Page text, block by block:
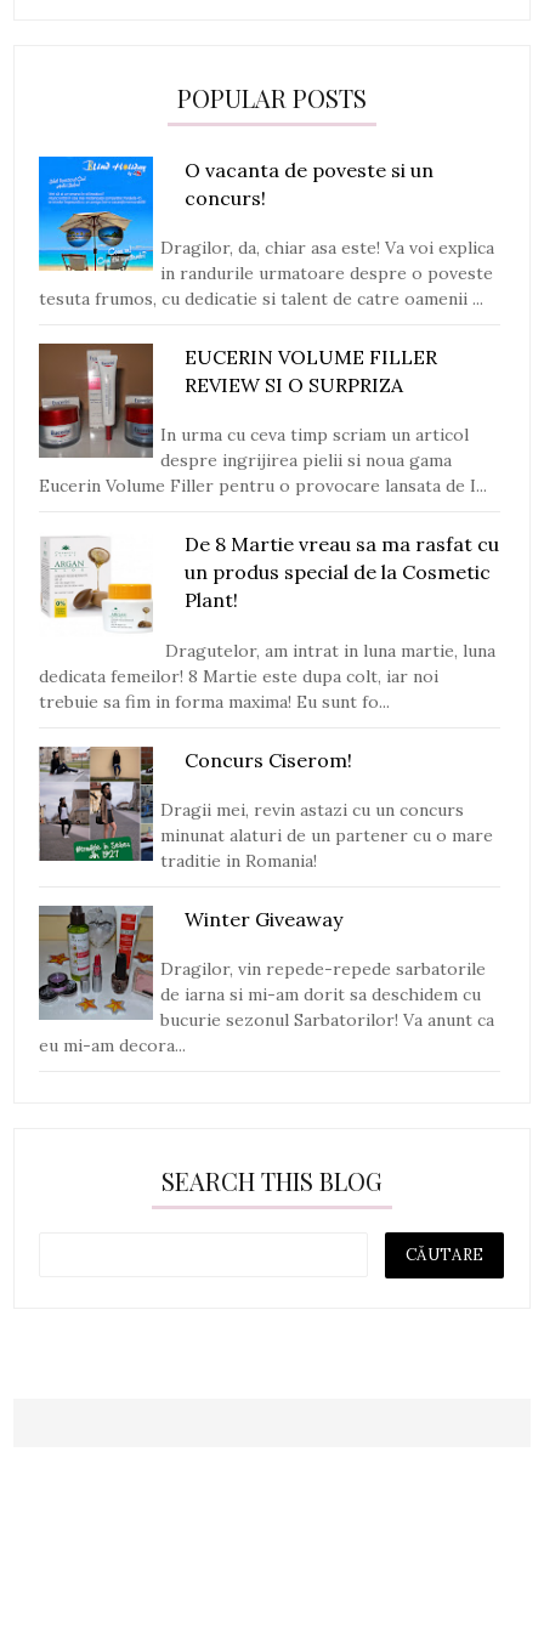
POPULAR POSTS
O vacanta de poveste si un
concurs!
Dragilor, da, chiar asa este! Va voi explica
in randurile urmatoare despre o poveste
tesuta frumos, cu dedicatie si talent de catre oamenii ...
EUCERIN VOLUME FILLER
REVIEW SI O SURPRIZA
In urma cu ceva timp scriam un articol
despre ingrijirea pielii si noua gama
Eucerin Volume Filler pentru o provocare lansata de I...
De 8 Martie vreau sa ma rasfat cu
un produs special de la Cosmetic
Plant!
Dragutelor, am intrat in luna martie, luna
dedicata femeilor! 8 Martie este dupa colt, iar noi
trebuie sa fim in forma maxima! Eu sunt fo...
Concurs Ciserom!
Dragii mei, revin astazi cu un concurs
minunat alaturi de un partener cu o mare
traditie in Romania!
Winter Giveaway
Dragilor, vin repede-repede sarbatorile
de iarna si mi-am dorit sa deschidem cu
bucurie sezonul Sarbatorilor! Va anunt ca
eu mi-am decora...
SEARCH THIS BLOG